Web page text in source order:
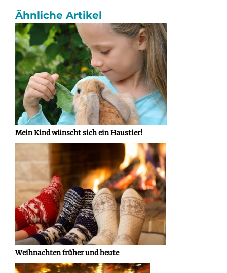
Ähnliche Artikel
Mein Kind wünscht sich ein Haustier!
Weihnachten früher und heute